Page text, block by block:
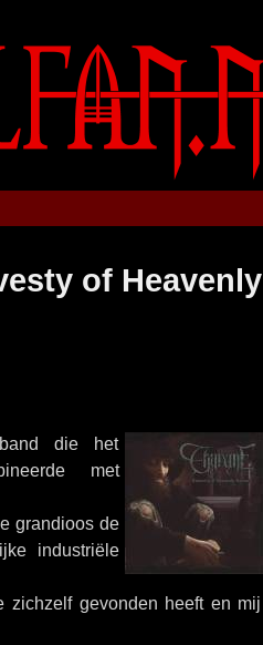
of Heavenly
die het
met
grandioos de
industriële
zichzelf gevonden heeft en mij